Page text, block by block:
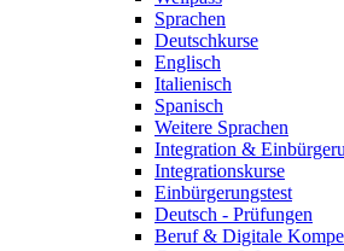
Sprachen
Deutschkurse
Englisch
Italienisch
Spanisch
Weitere Sprachen
Integration &
Integrationskurse
Einbürgerungstest
Deutsch - Prüfungen
Beruf & Digitale